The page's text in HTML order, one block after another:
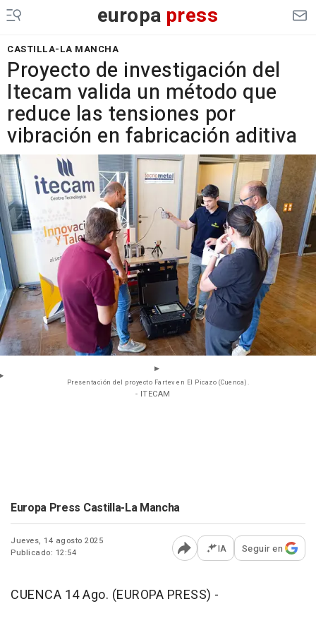
europa press
CASTILLA-LA MANCHA
Proyecto de investigación del
Itecam valida un método que
reduce las tensiones por
vibración en fabricación aditiva
Presentación del proyecto Fartev en El Picazo (Cuenca).
- ITECAM
Europa Press Castilla-La Mancha
Jueves, 14 agosto 2025
Publicado: 12:54
Abrir opciones para
IA Seguir en
CUENCA 14 Ago. (EUROPA PRESS) -